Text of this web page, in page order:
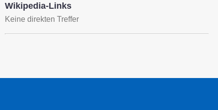
Wikipedia-Links
Keine direkten Treffer